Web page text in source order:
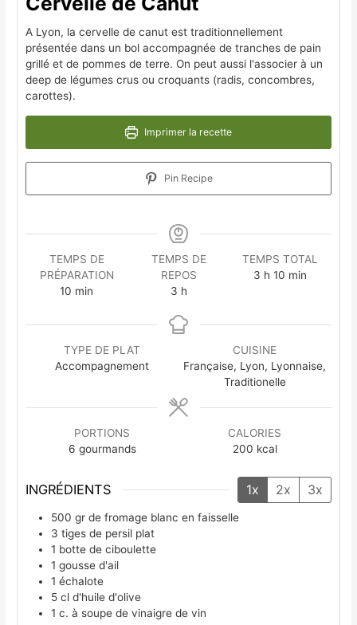
A Lyon, la cervelle de canut est traditionnellement
présentée dans un bol accompagnée de tranches de pain
grillé et de pommes de terre. On peut aussi l'associer à un
deep de légumes crus ou croquants (radis, concombres,
carottes).
Imprimer la recette
Pin Recipe
TEMPS DE
PRÉPARATION
10 min
TEMPS DE
REPOS
3 h
TEMPS TOTAL
3 h 10 min
TYPE DE PLAT
Accompagnement
CUISINE
Française, Lyon, Lyonnaise,
Traditionelle
PORTIONS
6 gourmands
CALORIES
200 kcal
INGRÉDIENTS 1x 2x 3x
500 gr de fromage blanc en faisselle
3 tiges de persil plat
1 botte de ciboulette
1 gousse d'ail
1 échalote
5 cl d'huile d'olive
1 c. à soupe de vinaigre de vin